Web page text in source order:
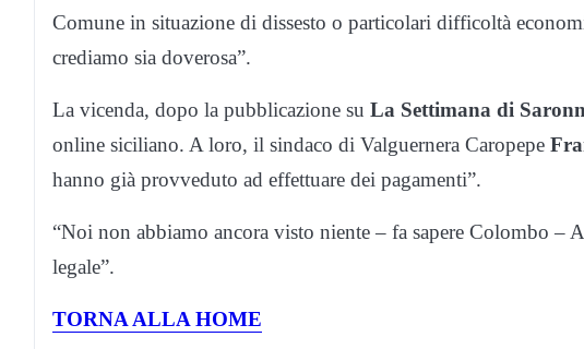
Comune in situazione di dissesto o particolari difficoltà
crediamo sia doverosa”.
La vicenda, dopo la pubblicazione su La Settimana di
online siciliano. A loro, il sindaco di Valguernera Caropepe
hanno già provveduto ad effettuare dei pagamenti”.
“Noi non abbiamo ancora visto niente – fa sapere Colombo –
legale”.
TORNA ALLA HOME